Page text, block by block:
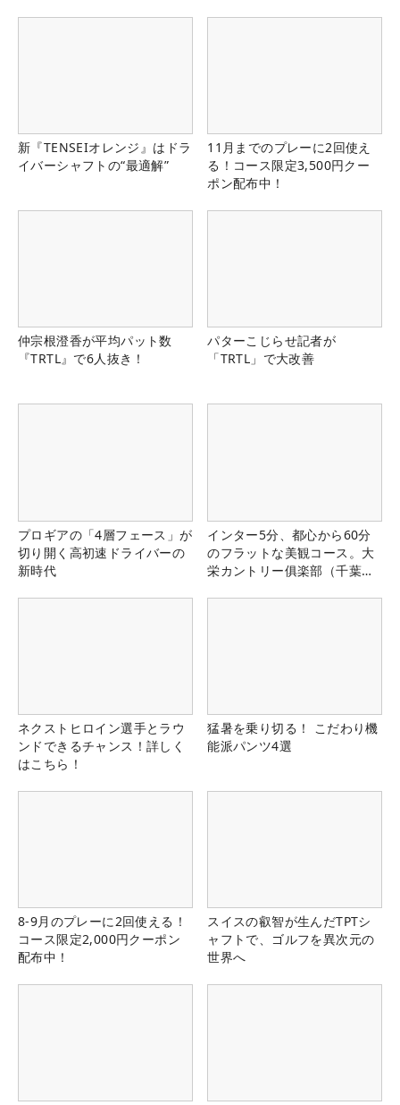
新『TENSEIオレンジ』はドラ
イバーシャフトの“最適解”
11月までのプレーに2回使え
る！コース限定3,500円クー
ポン配布中！
仲宗根澄香が平均パット数
『TRTL』で6人抜き！
パターこじらせ記者が
「TRTL」で大改善
プロギアの「4層フェース」が
切り開く高初速ドライバーの
新時代
インター5分、都心から60分
のフラットな美観コース。大
栄カントリー俱楽部（千葉
ネクストヒロイン選手とラウ
ンドできるチャンス！詳しく
はこちら！
猛暑を乗り切る！ こだわり機
能派パンツ4選
8-9月のプレーに2回使える！
コース限定2,000円クーポン
配布中！
スイスの叡智が生んだTPTシ
ャフトで、ゴルフを異次元の
世界へ